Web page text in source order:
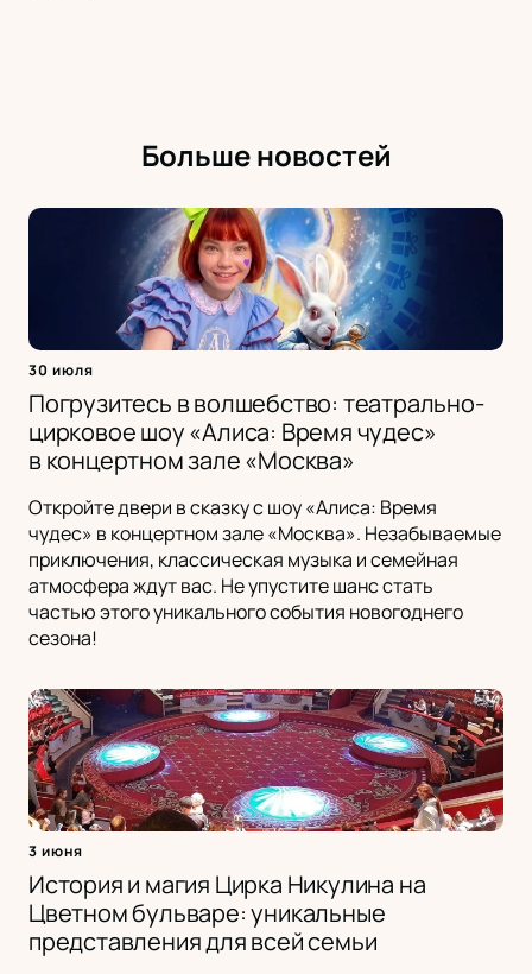
Больше новостей
30 июля
Погрузитесь в волшебство: театрально-
цирковое шоу «Алиса: Время чудес»
в концертном зале «Москва»
Откройте двери в сказку с шоу «Алиса: Время
чудес» в концертном зале «Москва». Незабываемые
приключения, классическая музыка и семейная
атмосфера ждут вас. Не упустите шанс стать
частью этого уникального события новогоднего
сезона!
3 июня
История и магия Цирка Никулина на
Цветном бульваре: уникальные
представления для всей семьи